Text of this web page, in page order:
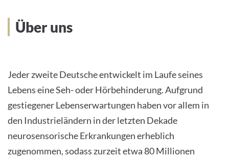
HOME
DAS KLINIKUM
PATIENTEN &AMP; BESUCHER
Über uns
Jeder zweite Deutsche entwickelt im Laufe seines
Lebens eine Seh- oder Hörbehinderung. Aufgrund
gestiegener Lebenserwartungen haben vor allem in
den Industrieländern in der letzten Dekade
neurosensorische Erkrankungen erheblich
zugenommen, sodass zurzeit etwa 80 Millionen